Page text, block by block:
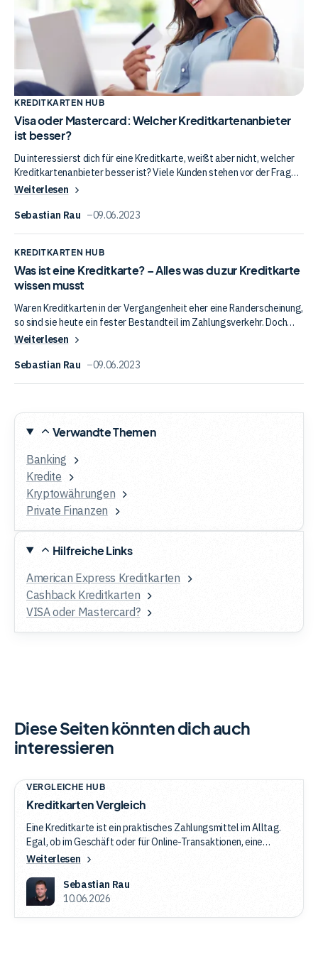
Kreditkartenanbieter
besser?
KREDITKARTEN HUB
Visa oder Mastercard: Welcher Kreditkartenanbieter
ist besser?
Du interessierst dich für eine Kreditkarte, weißt aber nicht, welcher
Kreditkartenanbieter besser ist? Viele Kunden stehen vor der Frage,
ob Visa oder Mastercard die bessere Wahl darstellt. Wie unser
Kreditkartenunternehmen zurück. Daher haben wir uns ebenfalls die
Kreditkartenanbieter ein wirklich gutes Gesamtpaket bieten und
eher die Wahl der konkreten Kreditkarte entscheidend ist.
Weiterlesen
Sebastian Rau
09.06.2023
ist
eine
Kreditkarte?
–
Alles
was
du
wissen
musst
KREDITKARTEN HUB
Was ist eine Kreditkarte? – Alles was du zur Kreditkarte
wissen musst
Waren Kreditkarten in der Vergangenheit eher eine Randerscheinung,
so sind sie heute ein fester Bestandteil im Zahlungsverkehr. Doch
was ist eigentlich eine Kreditkarte? In diesem Artikel zeige ich dir,
und worauf du bei Kreditkarten achten musst.
Weiterlesen
Sebastian Rau
09.06.2023
Verwandte Themen
Banking
Kredite
Kryptowährungen
Private Finanzen
Hilfreiche Links
American Express Kreditkarten
Cashback Kreditkarten
VISA oder Mastercard?
Diese Seiten könnten dich auch
interessieren
Kreditkarten
Vergleich
VERGLEICHE HUB
Kreditkarten Vergleich
Eine Kreditkarte ist ein praktisches Zahlungsmittel im Alltag.
Egal, ob im Geschäft oder für Online-Transaktionen, eine
Kreditkarte kann meistens überzeugen und löst die Girocard
Markt, sodass der Überblick schwerfallen kann. Für unseren
Kreditkarten Vergleich haben wir die unterschiedlichsten
Weiterlesen
Sebastian Rau
10.06.2026